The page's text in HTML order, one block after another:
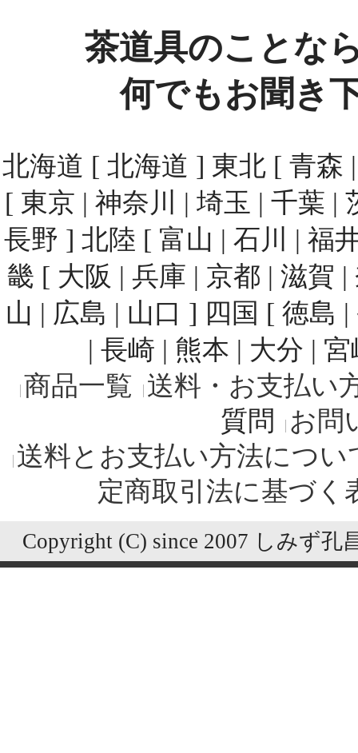
茶道具のことな
何でもお聞き
北海道 [ 北海道 ] 東北 [ 青森
[ 東京 | 神奈川 | 埼玉 | 千葉 |
長野 ] 北陸 [ 富山 | 石川 | 福
畿 [ 大阪 | 兵庫 | 京都 | 滋賀
山 | 広島 | 山口 ] 四国 [ 徳島
| 長崎 | 熊本 | 大分 |
商品一覧 送料・お支払い
質問
お問
送料とお支払い方法につい
定商取引法に基づく
Copyright (C) since 2007 しみず